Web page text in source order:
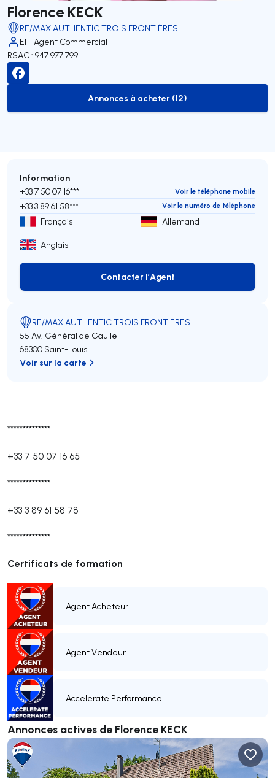
Florence KECK
RE/MAX AUTHENTIC TROIS FRONTIÈRES
EI - Agent Commercial
RSAC : 947 977 799
to-buy-listing
Annonces à acheter (12)
**************
+33 7 50 07 16 65
**************
+33 3 89 61 58 78
**************
Certificats de formation
Agent Acheteur
Agent Vendeur
Accelerate Performance
Annonces actives de Florence KECK
Information
+33 7 50 07 16*** Voir le téléphone mobile
+33 3 89 61 58*** Voir le numéro de téléphone
Français Allemand
Anglais
Contacter l’Agent
Contacter l’Agent
RE/MAX AUTHENTIC TROIS FRONTIÈRES
55 Av. Général de Gaulle
68300 Saint-Louis
Voir sur la carte